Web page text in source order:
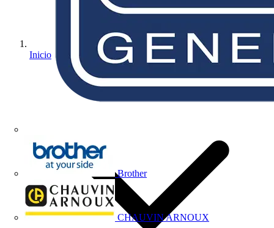
Brother
CHAUVIN ARNOUX
Inicio